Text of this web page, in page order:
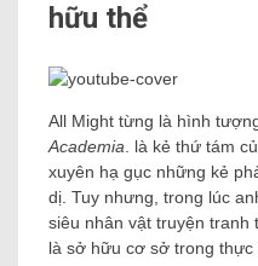
hữu thể
All Might từng là hình
Academia. là kẻ thứ tám
xuyên hạ gục những kẻ
dị. Tuy nhưng, trong lúc
siêu nhân vật truyện tranh
là sở hữu cơ sở trong thực